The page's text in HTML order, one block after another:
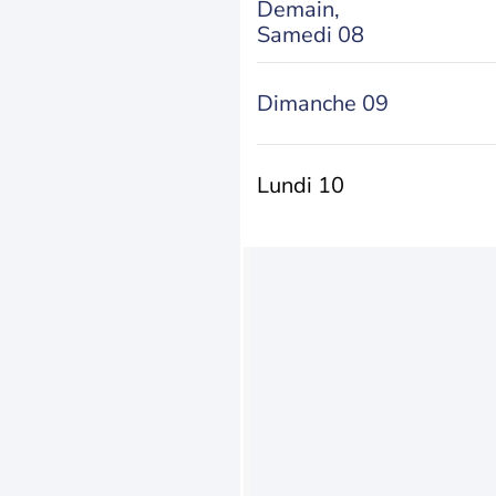
Demain,
Samedi 08
Dimanche 09
Lundi 10